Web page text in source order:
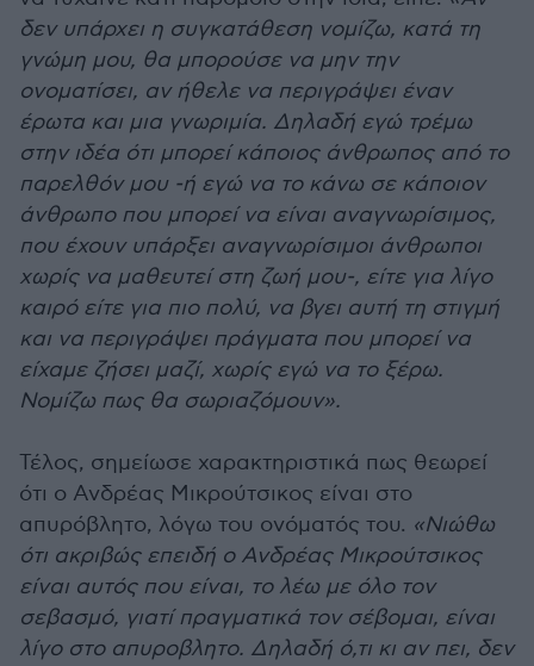
δεν υπάρχει η συγκατάθεση νομίζω, κατά τη
γνώμη μου, θα μπορούσε να μην την
ονοματίσει, αν ήθελε να περιγράψει έναν
έρωτα και μια γνωριμία. Δηλαδή εγώ τρέμω
στην ιδέα ότι μπορεί κάποιος άνθρωπος από το
παρελθόν μου -ή εγώ να το κάνω σε κάποιον
άνθρωπο που μπορεί να είναι αναγνωρίσιμος,
που έχουν υπάρξει αναγνωρίσιμοι άνθρωποι
χωρίς να μαθευτεί στη ζωή μου-, είτε για λίγο
καιρό είτε για πιο πολύ, να βγει αυτή τη στιγμή
και να περιγράψει πράγματα που μπορεί να
είχαμε ζήσει μαζί, χωρίς εγώ να το ξέρω.
Νομίζω πως θα σωριαζόμουν».
Τέλος, σημείωσε χαρακτηριστικά πως θεωρεί
ότι ο Ανδρέας Μικρούτσικος είναι στο
απυρόβλητο, λόγω του ονόματός του. «Νιώθω
ότι ακριβώς επειδή ο Ανδρέας Μικρούτσικος
είναι αυτός που είναι, το λέω με όλο τον
σεβασμό, γιατί πραγματικά τον σέβομαι, είναι
λίγο στο απυροβλητο. Δηλαδή ό,τι κι αν πει, δεν